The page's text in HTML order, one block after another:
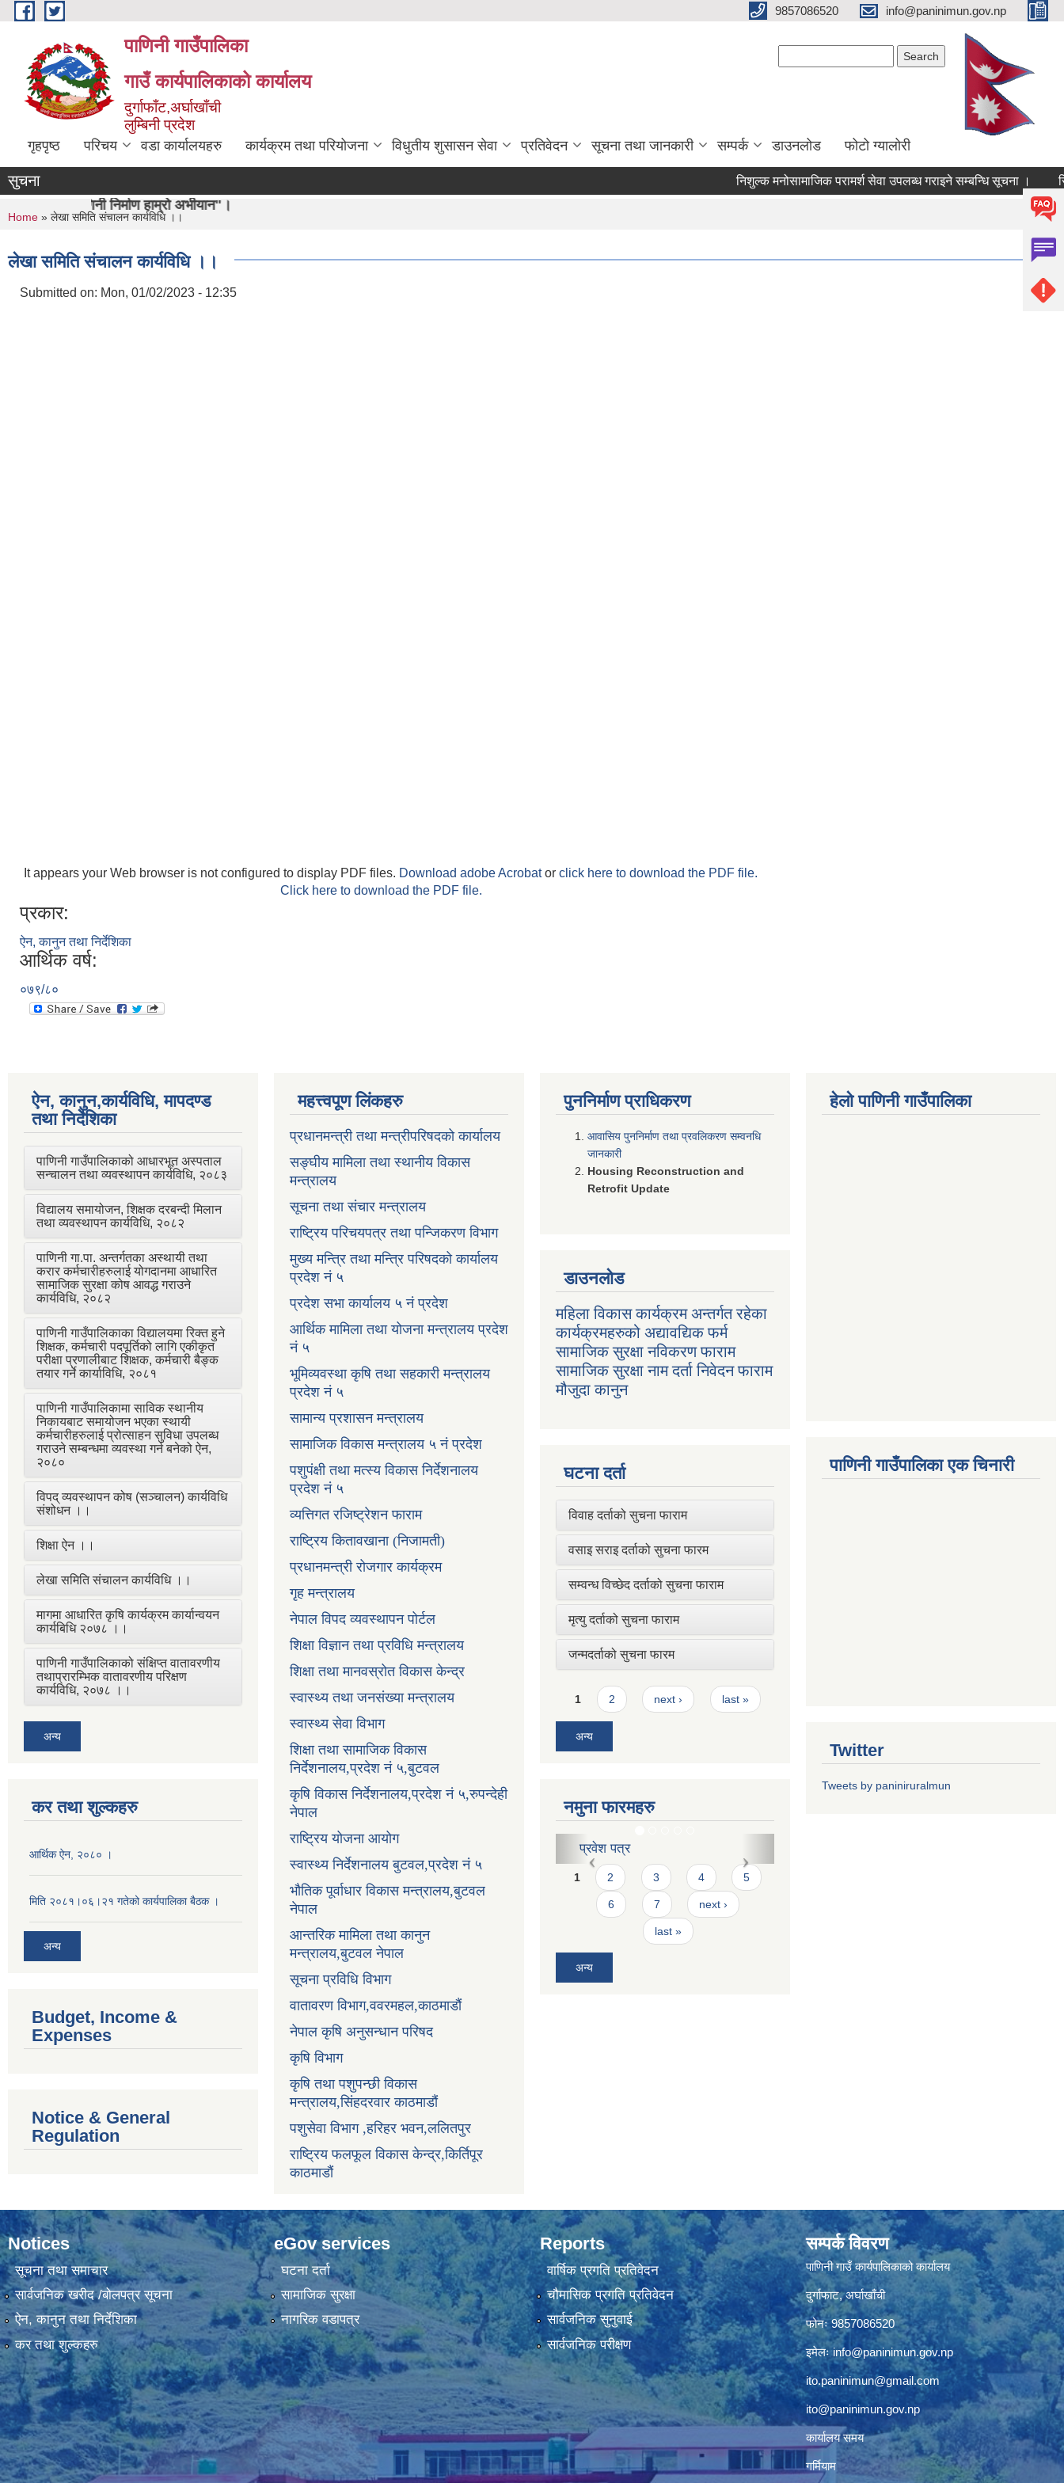
Skip to main content 9857086520 info@paninimun.gov.np
पाणिनी गाउँपालिका
गाउँ कार्यपालिकाको कार्यालय
दुर्गाफाँट,अर्घाखाँची
लुम्बिनी प्रदेश
गृहपृष्ठ परिचय वडा कार्यालयहरु कार्यक्रम तथा परियोजना विधुतीय शुसासन सेवा प्रतिवेदन सूचना तथा जानकारी सम्पर्क डाउनलोड फोटो ग्यालोरी
हाम्रो अभीयान"।
सुचना निशुल्क मनोसामाजिक परामर्श सेवा उपलब्ध गराइने सम्बन्धि सूचना । सिसा,
You are here
Home » लेखा समिति संचालन कार्यविधि ।।
लेखा समिति संचालन कार्यविधि ।।
Submitted on: Mon, 01/02/2023 - 12:35
It appears your Web browser is not configured to display PDF files. Download adobe Acrobator click here to download the PDF file.
Click here to download the PDF file.
प्रकार:
ऐन, कानुन तथा निर्देशिका
आर्थिक वर्ष:
०७९/८०
ऐन, कानुन,कार्यविधि, मापदण्ड
तथा निर्देशिका
पाणिनी गाउँपालिकाको आधारभूत अस्पताल
सन्चालन तथा व्यवस्थापन कार्यविधि, २०८३
विद्यालय समायोजन, शिक्षक दरबन्दी मिलान
तथा व्यवस्थापन कार्यविधि, २०८२
पाणिनी गा.पा. अन्तर्गतका अस्थायी तथा
करार कर्मचारीहरुलाई योगदानमा आधारित
सामाजिक सुरक्षा कोष आवद्ध गराउने
कार्यविधि, २०८२
पाणिनी गाउँपालिकाका विद्यालयमा रिक्त हुने
शिक्षक, कर्मचारी पदपूर्तिको लागि एकीकृत
परीक्षा प्रणालीबाट शिक्षक, कर्मचारी बैङ्क
तयार गर्ने कार्याविधि, २०८१
पाणिनी गाउँपालिकामा साविक स्थानीय
निकायबाट समायोजन भएका स्थायी
कर्मचारीहरुलाई प्रोत्साहन सुविधा उपलब्ध
गराउने सम्बन्धमा व्यवस्था गर्न बनेको ऐन,
२०८०
विपद् व्यवस्थापन कोष (सञ्चालन) कार्यविधि
संशोधन ।।
शिक्षा ऐन ।।
लेखा समिति संचालन कार्यविधि ।।
मागमा आधारित कृषि कार्यक्रम कार्यान्वयन
कार्यबिधि २०७८ ।।
पाणिनी गाउँपालिकाको संक्षिप्त वातावरणीय
तथाप्रारम्भिक वातावरणीय परिक्षण
कार्यविधि, २०७८ ।।
अन्य
कर तथा शुल्कहरु
आर्थिक ऐन, २०८० ।
मिति २०८१।०६।२१ गतेको कार्यपालिका बैठक ।
अन्य
Budget, Income &
Expenses
Notice & General
Regulation
महत्त्वपूण लिंकहरु
प्रधानमन्त्री तथा मन्त्रीपरिषदको कार्यालय
सङ्घीय मामिला तथा स्थानीय विकास
मन्त्रालय
सूचना तथा संचार मन्त्रालय
राष्ट्रिय परिचयपत्र तथा पन्जिकरण विभाग
मुख्य मन्त्रि तथा मन्त्रि परिषदको कार्यालय
प्रदेश नं ५
प्रदेश सभा कार्यालय ५ नं प्रदेश
आर्थिक मामिला तथा योजना मन्त्रालय प्रदेश
नं ५
भूमिव्यवस्था कृषि तथा सहकारी मन्त्रालय
प्रदेश नं ५
सामान्य प्रशासन मन्त्रालय
सामाजिक विकास मन्त्रालय ५ नं प्रदेश
पशुपंक्षी तथा मत्स्य विकास निर्देशनालय
प्रदेश नं ५
व्यत्तिगत रजिष्ट्रेशन फाराम
राष्ट्रिय कितावखाना (निजामती)
प्रधानमन्त्री रोजगार कार्यक्रम
गृह मन्त्रालय
नेपाल विपद व्यवस्थापन पोर्टल
शिक्षा विज्ञान तथा प्रविधि मन्त्रालय
शिक्षा तथा मानवस्रोत विकास केन्द्र
स्वास्थ्य तथा जनसंख्या मन्त्रालय
स्वास्थ्य सेवा विभाग
शिक्षा तथा सामाजिक विकास
निर्देशनालय,प्रदेश नं ५,बुटवल
कृषि विकास निर्देशनालय,प्रदेश नं ५,रुपन्देही
नेपाल
राष्ट्रिय योजना आयोग
स्वास्थ्य निर्देशनालय बुटवल,प्रदेश नं ५
भौतिक पूर्वाधार विकास मन्त्रालय,बुटवल
नेपाल
आन्तरिक मामिला तथा कानुन
मन्त्रालय,बुटवल नेपाल
सूचना प्रविधि विभाग
वातावरण विभाग,ववरमहल,काठमाडौं
नेपाल कृषि अनुसन्धान परिषद
कृषि विभाग
कृषि तथा पशुपन्छी विकास
मन्त्रालय,सिंहदरवार काठमाडौं
पशुसेवा विभाग ,हरिहर भवन,ललितपुर
राष्ट्रिय फलफूल विकास केन्द्र,किर्तिपूर
काठमाडौं
पुननिर्माण प्राधिकरण
आवासिय पुननिर्माण तथा प्रवलिकरण सम्वनधि
जानकारी
Housing Reconstruction and
Retrofit Update
डाउनलोड
महिला विकास कार्यक्रम अन्तर्गत रहेका
कार्यक्रमहरुको अद्यावद्यिक फर्म
सामाजिक सुरक्षा नविकरण फाराम
सामाजिक सुरक्षा नाम दर्ता निवेदन फाराम
मौजुदा कानुन
घटना दर्ता
विवाह दर्ताको सुचना फाराम
वसाइ सराइ दर्ताको सुचना फारम
सम्वन्ध विच्छेद दर्ताको सुचना फाराम
मृत्यु दर्ताको सुचना फाराम
जन्मदर्ताको सुचना फारम
Pages
1 2 next › last »
अन्य
नमुना फारमहरु
करार सेवाको लागि दरखास्त फारमः
Pages
1 2 3 4 5
6 7 next ›
last »
अन्य
हेलो पाणिनी गाउँपालिका
पाणिनी गाउँपालिका एक चिनारी
Twitter
Tweets by paniniruralmun
Notices
सूचना तथा समाचार
सार्वजनिक खरीद /बोलपत्र सूचना
ऐन, कानुन तथा निर्देशिका
कर तथा शुल्कहरु
eGov services
घटना दर्ता
सामाजिक सुरक्षा
नागरिक वडापत्र
Reports
वार्षिक प्रगति प्रतिवेदन
चौमासिक प्रगति प्रतिवेदन
सार्वजनिक सुनुवाई
सार्वजनिक परीक्षण
सम्पर्क विवरण
पाणिनी गाउँ कार्यपालिकाको कार्यालय
दुर्गाफाट, अर्घाखाँची
फोनः 9857086520
इमेलःinfo@paninimun.gov.np
ito.paninimun@gmail.com
ito@paninimun.gov.np
कार्यालय समय
गर्मियाम